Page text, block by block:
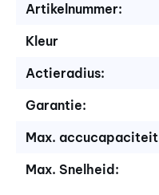
Artikelnummer:
Kleur
Actieradius:
Garantie:
Max. accucapaciteit
Max. Snelheid: